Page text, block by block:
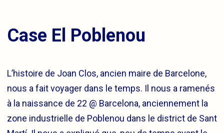
Case El Poblenou
L’histoire de Joan Clos, ancien maire de Barcelone,
nous a fait voyager dans le temps. Il nous a ramenés
à la naissance de 22 @ Barcelona, anciennement la
zone industrielle de Poblenou dans le district de Sant